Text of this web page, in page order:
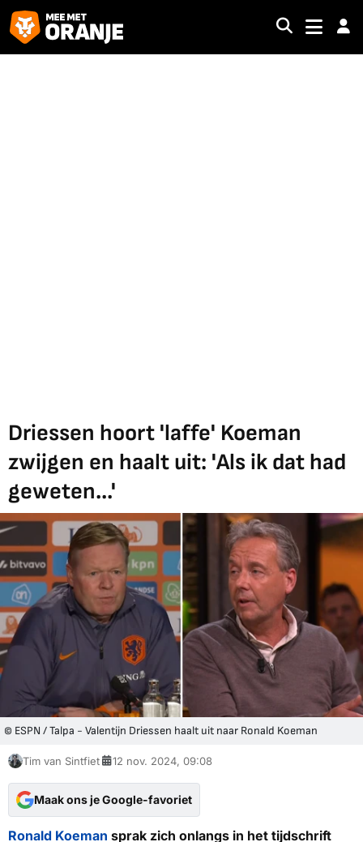
Driessen hoort 'laffe' Koeman
zwijgen en haalt uit: 'Als ik dat had
geweten...'
© ESPN / Talpa - Valentijn Driessen haalt uit naar Ronald Koeman
Tim van Sintfiet 12 nov. 2024, 09:08
Maak ons je Google-favoriet
Ronald Koeman sprak zich onlangs in het tijdschrift